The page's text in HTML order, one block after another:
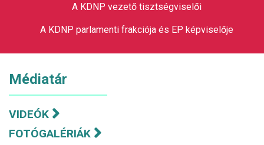
A KDNP vezető tisztségviselői
A KDNP parlamenti frakciója és EP képviselője
Médiatár
VIDEÓK
FOTÓGALÉRIÁK